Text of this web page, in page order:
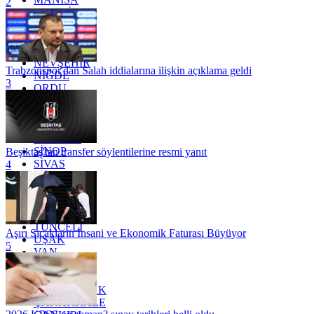
MARDİN
MERSİN
MUĞLA
MUŞ
NEVŞEHİR
NİĞDE
ORDU
OSMANİYE
RİZE
SAKARYA
SİNOP
SİVAS
SİİRT
TEKİRDAĞ
TOKAT
TRABZON
TUNCELİ
UŞAK
VAN
YALOVA
YOZGAT
ZONGULDAK
ÇANAKKALE
Trabzonspor'dan Salah iddialarına ilişkin açıklama geldi
3
Beşiktaş'tan transfer söylentilerine resmi yanıt
4
Aşırı Sıcakların İnsani ve Ekonomik Faturası Büyüyor
5